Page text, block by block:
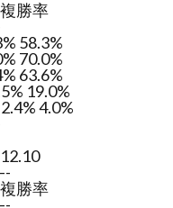
勝率
58.3%
70.0%
63.6%
19.0%
4.0%
勝率